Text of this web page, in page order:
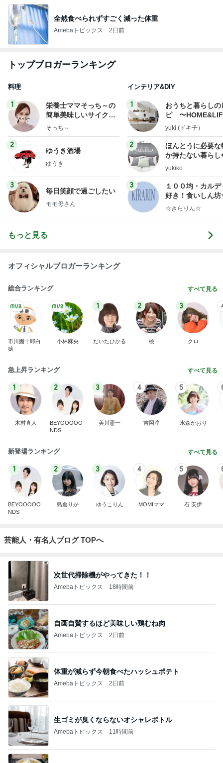
全然食べられずすごく減った体重
Amebaトピックス 2日前
トップブロガーランキング
料理
1
栄養士ママそっち～の
簡単美味しいサイクル
献立
そっち～
2
ゆうき酒場
ゆうき
3
毎日笑顔で過ごしたい
モモ母さん
インテリア&DIY
1
おうちと暮らしの
ピ 〜
yuki (ドキ子）
2
ほんとうに必要な
か持たない暮ら
ep Life Simple◆
yukiko
3
１００均・カルデ
好き！食いしん
らりん☆のブログ
☆きらりん☆
もっと見る
オフィシャルブロガーランキング
総合ランキング すべて見る
市川團十郎白
猿
小林麻央
1
だいたひかる
2
桃
3
クロ
急上昇ランキング すべて見る
1
木村直人
2
BEYOOOOO
NDS
3
美川憲一
4
吉岡淳
5
水森かおり
新登場ランキング すべて見る
1
BEYOOOOO
NDS
2
島倉りか
3
ゆうこりん
4
MOMIママ
5
石 安伊
芸能人・有名人ブログ TOPへ
次世代掃除機がやってきた！！
Amebaトピックス 18時間前
自画自賛するほど美味しい鶏むね肉
Amebaトピックス 2日前
体重が減らず今朝食べたハッシュポテト
Amebaトピックス 2日前
生ゴミが臭くならないオシャレボトル
Amebaトピックス 11時間前